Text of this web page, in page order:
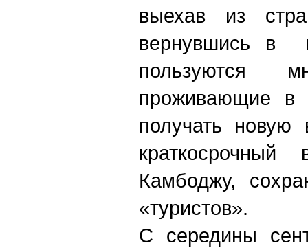
выехав из
вернувшись в
пользуются
проживающие в
получать новую
Камбоджу,
«туристов».
С середины